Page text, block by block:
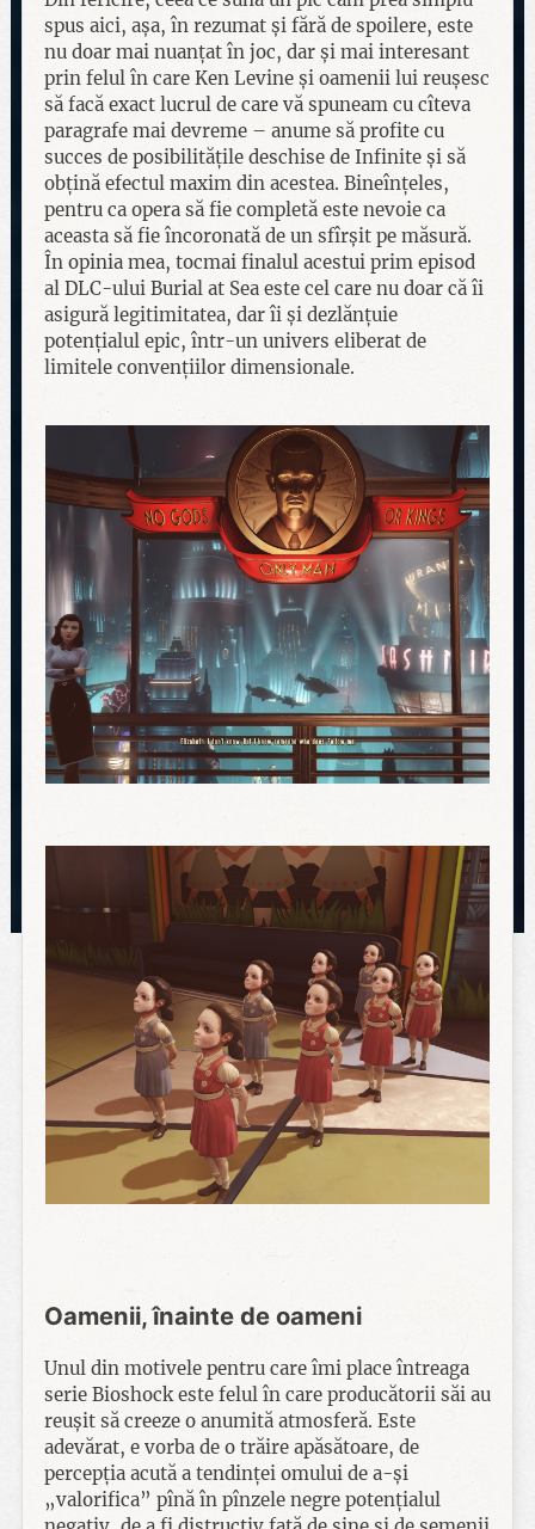
spus aici, așa, în rezumat și fără de spoilere, este
nu doar mai nuanțat în joc, dar și mai interesant
prin felul în care Ken Levine și oamenii lui reușesc
să facă exact lucrul de care vă spuneam cu cîteva
paragrafe mai devreme – anume să profite cu
succes de posibilitățile deschise de Infinite și să
obțină efectul maxim din acestea. Bineînțeles,
pentru ca opera să fie completă este nevoie ca
aceasta să fie încoronată de un sfîrșit pe măsură.
În opinia mea, tocmai finalul acestui prim episod
al DLC-ului Burial at Sea este cel care nu doar că îi
asigură legitimitatea, dar îi și dezlănțuie
potențialul epic, într-un univers eliberat de
limitele convențiilor dimensionale.
Oamenii, înainte de oameni
Unul din motivele pentru care îmi place întreaga
serie Bioshock este felul în care producătorii săi au
reușit să creeze o anumită atmosferă. Este
adevărat, e vorba de o trăire apăsătoare, de
percepția acută a tendinței omului de a-și
„valorifica” pînă în pînzele negre potențialul